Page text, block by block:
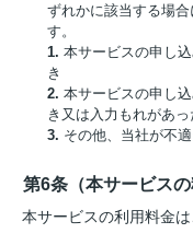
ずれかに該当する場
す。
1. 本サービスの申し
き
2. 本サービスの申し
き又は入力もれがあっ
3. その他、当社が不
第6条（本サービスの
本サービスの利用料金は